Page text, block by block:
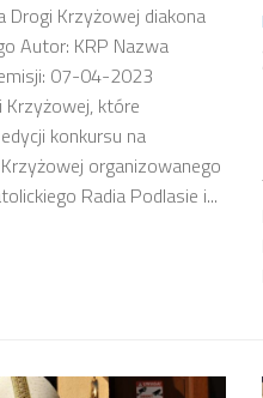
Drogi Krzyżowej diakona
Autor: KRP Nazwa
07-04-2023
Krzyżowej, które
konkursu na
organizowanego
Radia Podlasie i...